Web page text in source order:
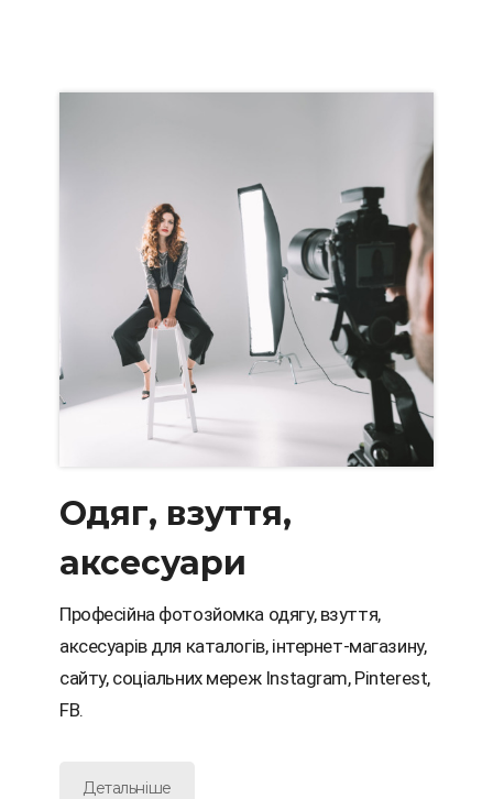
Одяг, взуття,
аксесуари
Професійна фотозйомка одягу, взуття,
аксесуарів для каталогів, інтернет-магазину,
сайту, соціальних мереж Instagram, Pinterest,
FB.
Детальніше